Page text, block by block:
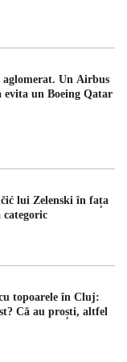
Un Airbus
un Boeing Qatar
lui Zelenski în fața
topoarele în Cluj:
Că au proști, altfel